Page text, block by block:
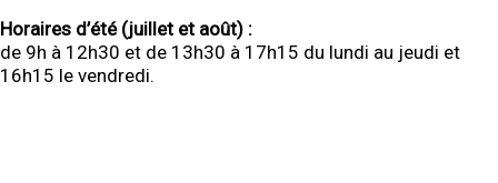
Horaires d’été (juillet et août) :
de 9h à 12h30 et de 13h30 à 17h15 du lundi au jeudi et
16h15 le vendredi.